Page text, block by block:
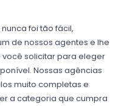
foi tão fácil,
de nossos agentes e lhe
solicitar para eleger
Nossas agências
muito completas e
a categoria que cumpra